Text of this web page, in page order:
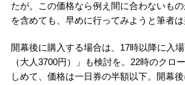
たが。この価格なら例え間に合わないも
を含めても、早めに行ってみようと筆者は
開幕後に購入する場合は、17時以降に入
（大人3700円）」も検討を。22時のクロ
しめて、価格は一日券の半額以下。開幕